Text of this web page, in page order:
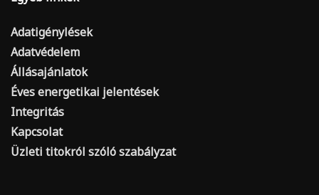
Adatigénylések
Adatvédelem
Állásajánlatok
Éves energetikai jelentések
Integritás
Kapcsolat
Üzleti titokról szóló szabályzat